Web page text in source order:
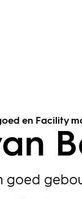
en Facility
goed